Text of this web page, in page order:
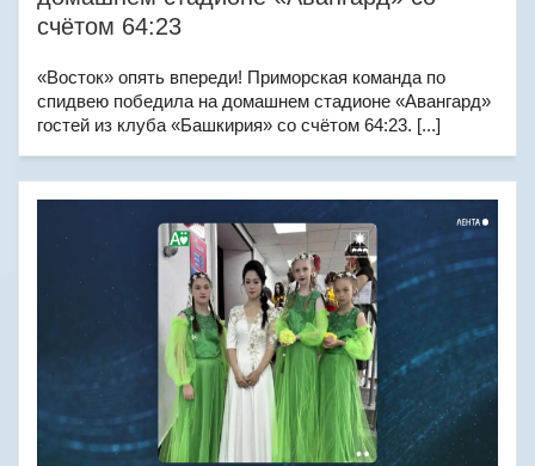
счётом 64:23
«Восток» опять впереди! Приморская команда по
спидвею победила на домашнем стадионе «Авангард»
гостей из клуба «Башкирия» со счётом 64:23. [...]